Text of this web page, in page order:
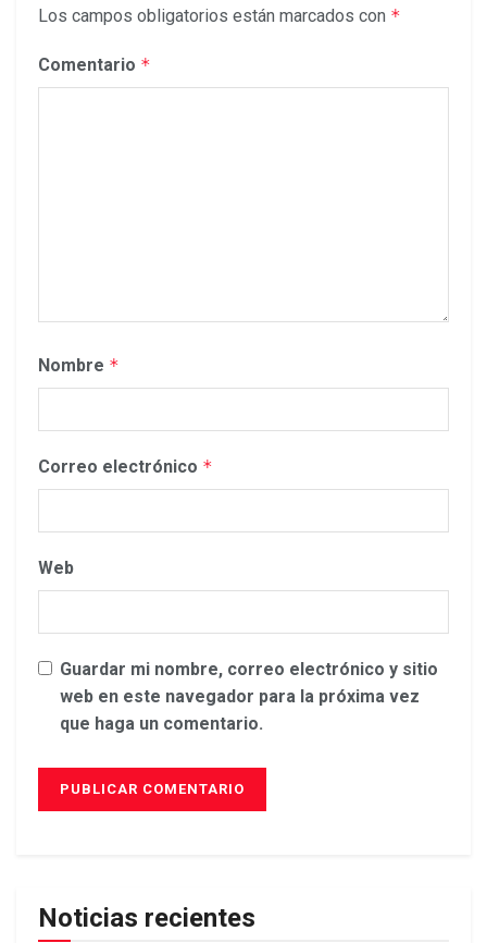
Los campos obligatorios están marcados con *
Comentario *
Nombre *
Correo electrónico *
Web
Guardar mi nombre, correo electrónico y sitio
web en este navegador para la próxima vez
que haga un comentario.
Noticias recientes